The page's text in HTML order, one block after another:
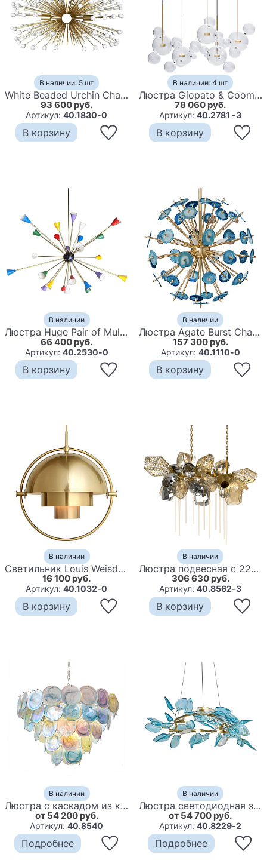
В наличии: 5 шт
White Beaded Urchin Chandelier Sputnik
93 600 руб.
Артикул:40.1830-0
В корзину
В наличии: 4 шт
Люстра Giopato & Coombes Bolle Zigzag Chandelier 24 BUBBLE Linear
78 060 руб.
Артикул:40.2781 -3
В корзину
В наличии
Люстра Huge Pair of Multi Color Italian Sputnik
66 400 руб.
Артикул: 40.2530-0
В корзину
В наличии
Люстра Agate Burst Chandelier BLUE с синими агатами
157 300 руб.
Артикул: 40.1110-0
В корзину
В наличии
Светильник Louis Weisdorff Multi-lite Pendant Gold
16 100 руб.
Артикул:40.1032-0
В корзину
В наличии
Люстра подвесная с 22-мя гранёными стеклянными плафонами с вертикальными подвесками Gilded Mirage
306 630 руб.
Артикул:40.8562-3
В корзину
В наличии
Люстра с каскадом из круглых разноцветных стеклянных дисков Mother of Pearl Iridescence
от 54 200 руб.
Артикул:40.8540
Подробнее
В наличии
Люстра светодиодная золотистом каркасе с синими стеклянными листьями Blue Light Wreath
от 54 700 руб.
Артикул:40.8229-2
Подробнее